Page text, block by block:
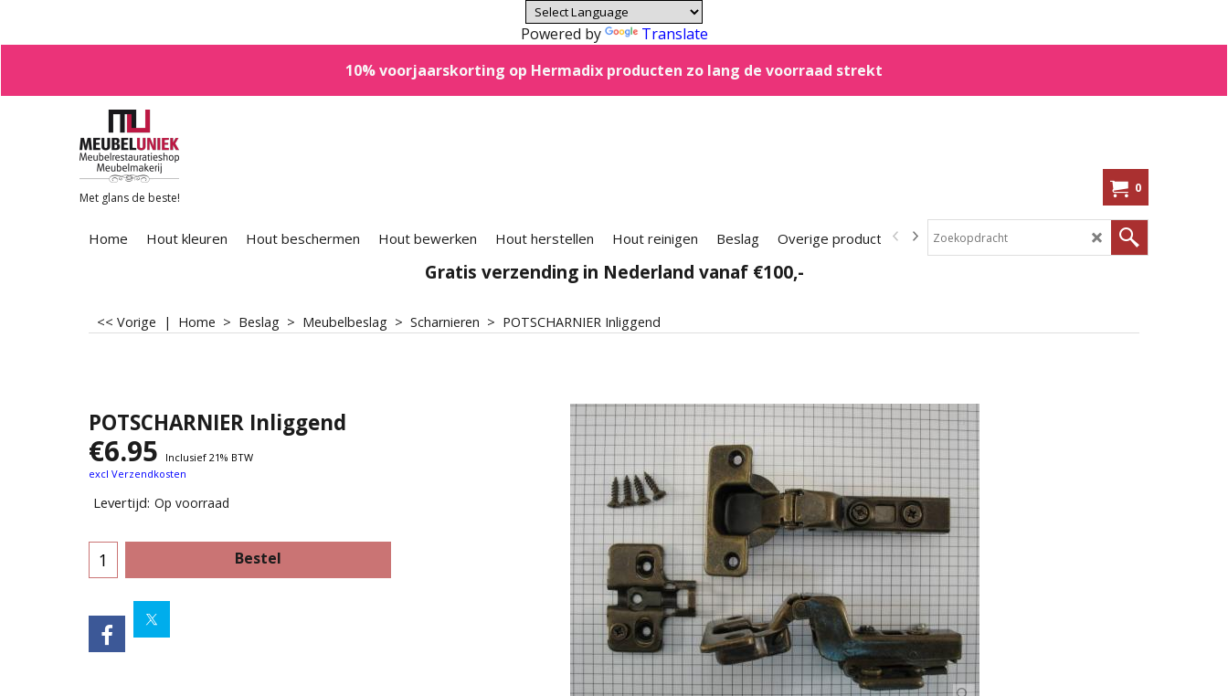
Powered by
Translate
10% voorjaarskorting op Hermadix producten zo lang de voorraad strekt
Met glans de beste!
0
Home Hout kleuren Hout beschermen Hout bewerken Hout herstellen Hout reinigen Beslag Overige producten In de aanbieding! Kennisbank Shoppen op
Gratis verzending in Nederland vanaf €100,-
<< Vorige | Home > Beslag > Meubelbeslag > Scharnieren > POTSCHARNIER Inliggend
POTSCHARNIER Inliggend
€6.95
Inclusief 21% BTW
excl Verzendkosten
Levertijd: Op voorraad
Bestel